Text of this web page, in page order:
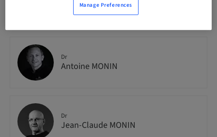
Speaker(s)
Dr
Antoine MONIN
Dr
Jean-Claude MONIN
Manage Preferences